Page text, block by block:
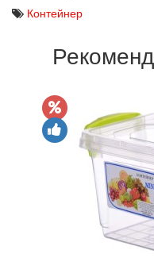
Контейнер